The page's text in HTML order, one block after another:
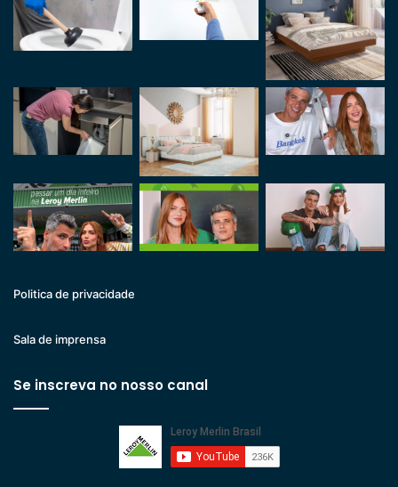
Politica de privacidade
Sala de imprensa
Se inscreva no nosso canal